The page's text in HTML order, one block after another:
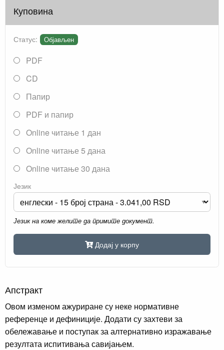
Куповина
Статус: Објављен
PDF
CD
Папир
PDF и папир
Online читање 1 дан
Online читање 5 дана
Online читање 30 дана
Језик
Језик на коме желите да примите документ.
Додај у корпу
Апстракт
Овом изменом ажуриране су неке нормативне
референце и дефиниције. Додати су захтеви за
обележавање и поступак за алтернативно изражавање
резултата испитивања савијањем.